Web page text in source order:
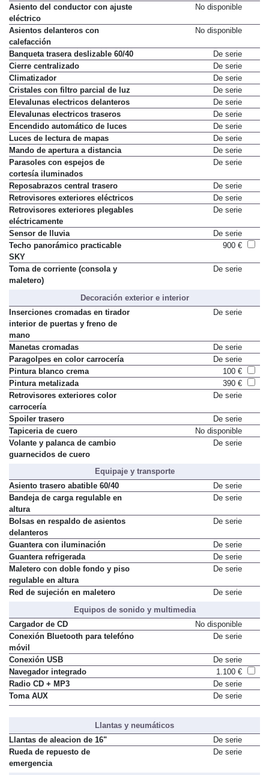
Asiento del conductor con ajuste
eléctrico
No disponible
Asientos delanteros con
calefacción
No disponible
Banqueta trasera deslizable 60/40
De serie
Cierre centralizado
De serie
Climatizador
De serie
Cristales con filtro parcial de luz
De serie
Elevalunas electricos delanteros
De serie
Elevalunas electricos traseros
De serie
Encendido automático de luces
De serie
Luces de lectura de mapas
De serie
Mando de apertura a distancia
De serie
Parasoles con espejos de
cortesía iluminados
De serie
Reposabrazos central trasero
De serie
Retrovisores exteriores eléctricos
De serie
Retrovisores exteriores plegables
eléctricamente
De serie
Sensor de lluvia
De serie
Techo panorámico practicable
SKY
900 €
Toma de corriente (consola y
maletero)
De serie
Decoración exterior e interior
Inserciones cromadas en tirador
interior de puertas y freno de
mano
De serie
Manetas cromadas
De serie
Paragolpes en color carrocería
De serie
Pintura blanco crema
100 €
Pintura metalizada
390 €
Retrovisores exteriores color
carrocería
De serie
Spoiler trasero
De serie
Tapiceria de cuero
No disponible
Volante y palanca de cambio
guarnecidos de cuero
De serie
Equipaje y transporte
Asiento trasero abatible 60/40
De serie
Bandeja de carga regulable en
altura
De serie
Bolsas en respaldo de asientos
delanteros
De serie
Guantera con iluminación
De serie
Guantera refrigerada
De serie
Maletero con doble fondo y piso
regulable en altura
De serie
Red de sujeción en maletero
De serie
Equipos de sonido y multimedia
Cargador de CD
No disponible
Conexión Bluetooth para telefóno
móvil
De serie
Conexión USB
De serie
Navegador integrado
1.100 €
Radio CD + MP3
De serie
Toma AUX
De serie
Llantas y neumáticos
Llantas de aleacion de 16"
De serie
Rueda de repuesto de
emergencia
De serie